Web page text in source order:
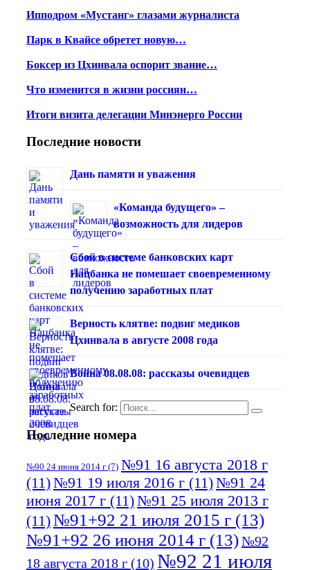
Ипподром «Мустанг» глазами журналиста
Парк в Квайсе обретет новую…
Боксер из Цхинвала оспорит звание…
Что изменится в жизни россиян…
Итоги визита делегации Минэнерго России
Последние новости
Дань памяти и уважения
«Команда будущего» –
возможность для лидеров
Сбой в системе банковских карт
Нацбанка не помешает своевременному
получению заработных плат
Верность клятве: подвиг медиков
Цхинвала в августе 2008 года
Война 08.08.08: рассказы очевидцев
Search for:
Последние номера
№90 24 июня 2014 г (7) №91 16 августа 2018 г
(11)№91 19 июля 2016 г (11)№91 24
июня 2017 г (11)№91 25 июля 2013 г
(11)№91+92 21 июля 2015 г (13)
№91+92 26 июня 2014 г (13)№92
18 августа 2018 г (10) №92 21 июля